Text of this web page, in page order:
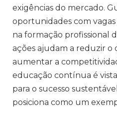
exigências do mercado.
oportunidades com
na formação profissional
ações ajudam a reduzir o
aumentar a
educação contínua é
para o sucesso
posiciona como um